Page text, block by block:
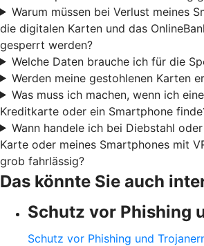
Warum müssen bei Verlust meines
die digitalen Karten und das
gesperrt werden?
Welche Daten brauche ich für die
Werden meine gestohlenen Karten
Was muss ich machen, wenn ich
Kreditkarte oder ein Smartphone
Wann handele ich bei Diebstahl
Karte oder meines Smartphones mit
grob fahrlässig?
Das könnte Sie auch
Schutz vor Phishing
Schutz vor Phishing und